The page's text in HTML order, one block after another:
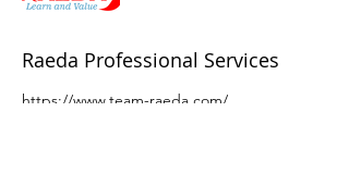
Raeda Professional Services
https://www.team-raeda.com/